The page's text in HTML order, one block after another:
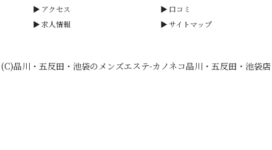
アクセス
口コミ
求人情報
サイトマップ
(C)品川・五反田・池袋のメンズエステ-カノネコ品川・五反田・池袋店